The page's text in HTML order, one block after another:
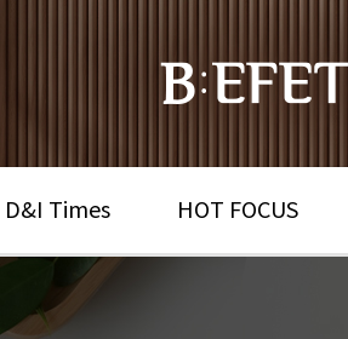
D&I Times HOT FOCUS